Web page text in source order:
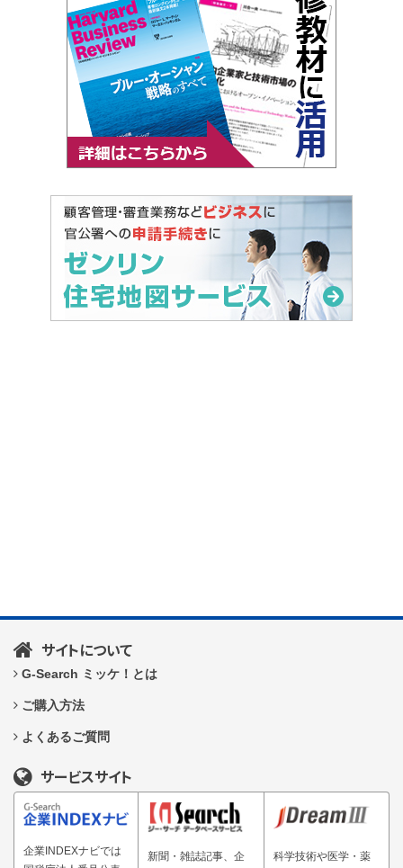
サイトについて
G-Search ミッケ！とは
ご購入方法
よくあるご質問
サービスサイト
企業INDEXナビでは
新聞・雑誌記事、企 科学技術や医学・薬